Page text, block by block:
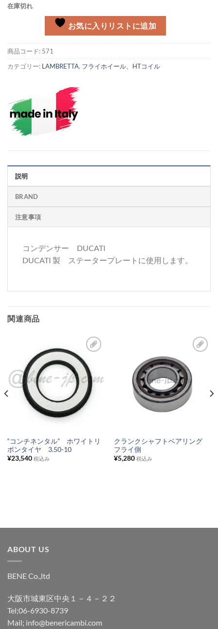
在庫切れ
お気に入りリストに追加
商品コード: 571
カテゴリー: LAMBRETTA, フライホイール、HTコイル
説明
BRAND
注意事項
コンデンサー DUCATI
DUCATI 製 ステータープレートに使用します。
関連商品
お
気
入
ス
“コンチネンタル” ホワイトリ
ボンタイヤ 3.50-10
¥23,540 税込み
気
に
入
ス
クランクシャフトベアリング
フライ側
¥5,280 税込み
ABOUT US
BENE Co.,ltd
大阪市城東区中央１－４－２２
Tel;06-6930-8739
Mail; info@benericambi.com